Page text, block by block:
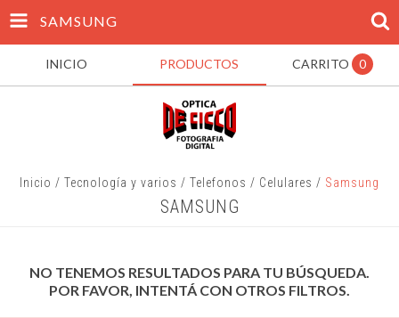
SAMSUNG
INICIO PRODUCTOS CARRITO 0
Inicio / Tecnología y varios / Telefonos / Celulares / Samsung
SAMSUNG
NO TENEMOS RESULTADOS PARA TU BÚSQUEDA.
POR FAVOR, INTENTÁ CON OTROS FILTROS.